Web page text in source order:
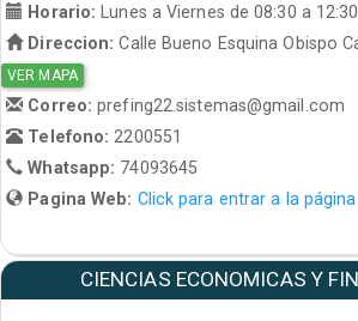
Horario:
Lunes a Viernes de 08:30 a
Direccion: Calle Bueno Esquina Obispo
VER MAPA
Correo:prefing22.sistemas@gmail.com
Telefono: 2200551
Whatsapp: 74093645
Pagina Web: Click para entrar a la página
CIENCIAS ECONOMICAS Y